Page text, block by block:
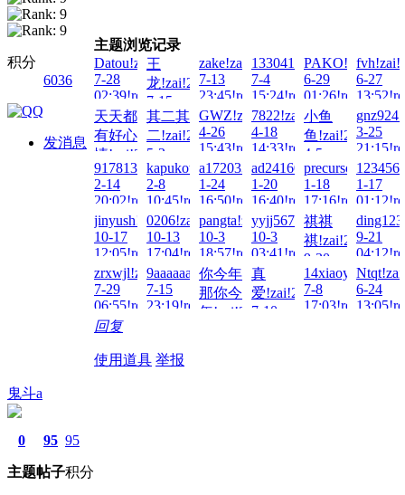
积分
6036
发消息
主题浏览记录
Datou!zai!2026-
7-28
02:39!read!
王
龙!zai!2026-
7-15
08:33!read!
zake!zai!2026-
7-13
23:45!read!
133041497007!zai!2026-
7-4
15:24!read!
PAKO!zai!2026-
6-29
01:26!read!
6-27
天天都
有好心
情!zai!2026-
5-5
21:37!read!
其二其
二!zai!2026-
5-2
09:49!read!
GWZ!zai!2026-
4-26
15:43!read!
7822!zai!2026-
4-18
14:33!read!
小鱼
鱼!zai!2026-
4-5
15:06!read!
3-25
9178133!zai!2026-
2-14
20:02!read!
kapukota!zai!2026-
2-8
10:45!read!
a172033251!zai!2026-
1-24
16:50!read!
ad241601!zai!2026-
1-20
16:40!read!
1-18
17:16!read!
1-17
jinyush!zai!2025-
10-17
12:05!read!
0206!zai!2025-
10-13
17:04!read!
pangta!zai!2025-
10-3
18:57!read!
yyjj567!zai!2025-
10-3
03:41!read!
祺祺
祺!zai!2025-
9-30
02:29!read!
9-21
zrxwjl!zai!2025-
7-29
06:55!read!
9aaaaaa!zai!2025-
7-15
23:19!read!
你今年
那你今
年!zai!2025-
真
爱!zai!2025-
7-10
7-8
17:03!read!
6-24
回复
使用道具 举报
鬼斗a
0
主题
95
帖子
95
积分